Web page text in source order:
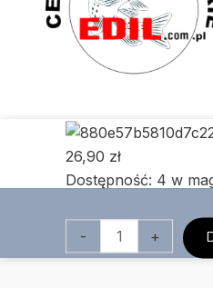
26,90 zł
Dostępność: 4 w
-
Feeder
+